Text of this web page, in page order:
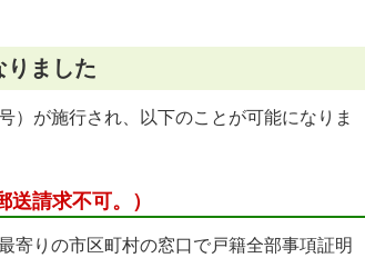
ました
）が施行され、以下のことが可能になりま
請求不可。）
寄りの市区町村の窓口で戸籍全部事項証明